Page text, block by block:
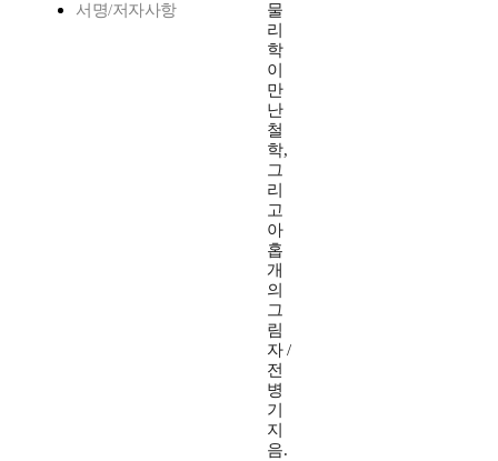
서명/저자사항
물
리
학
이
만
난
철
학,
그
리
고
아
홉
개
의
그
림
자 /
전
병
기
지
음.